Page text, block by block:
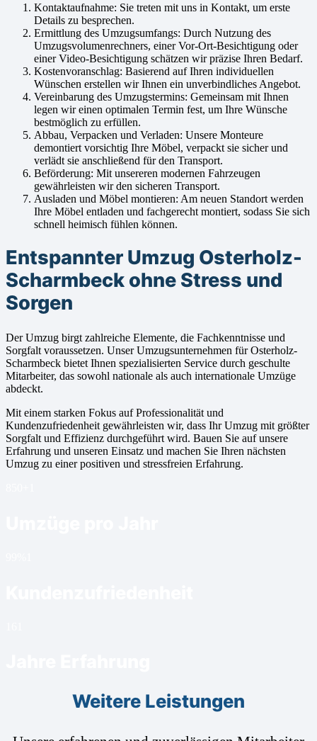
Kontaktaufnahme: Sie treten mit uns in Kontakt, um erste
Details zu besprechen.
Ermittlung des Umzugsumfangs: Durch Nutzung des
Umzugsvolumenrechners, einer Vor-Ort-Besichtigung oder
einer Video-Besichtigung schätzen wir präzise Ihren Bedarf.
Kostenvoranschlag: Basierend auf Ihren individuellen
Wünschen erstellen wir Ihnen ein unverbindliches Angebot.
Vereinbarung des Umzugstermins: Gemeinsam mit Ihnen
legen wir einen optimalen Termin fest, um Ihre Wünsche
bestmöglich zu erfüllen.
Abbau, Verpacken und Verladen: Unsere Monteure
demontiert vorsichtig Ihre Möbel, verpackt sie sicher und
verlädt sie anschließend für den Transport.
Beförderung: Mit unsereren modernen Fahrzeugen
gewährleisten wir den sicheren Transport.
Ausladen und Möbel montieren: Am neuen Standort werden
Ihre Möbel entladen und fachgerecht montiert, sodass Sie sich
schnell heimisch fühlen können.
Entspannter Umzug Osterholz-
Scharmbeck ohne Stress und
Sorgen
Der Umzug birgt zahlreiche Elemente, die Fachkenntnisse und
Sorgfalt voraussetzen. Unser Umzugsunternehmen für Osterholz-
Scharmbeck bietet Ihnen spezialisierten Service durch geschulte
Mitarbeiter, das sowohl nationale als auch internationale Umzüge
abdeckt.
Mit einem starken Fokus auf Professionalität und
Kundenzufriedenheit gewährleisten wir, dass Ihr Umzug mit größter
Sorgfalt und Effizienz durchgeführt wird. Bauen Sie auf unsere
Erfahrung und unseren Einsatz und machen Sie Ihren nächsten
Umzug zu einer positiven und stressfreien Erfahrung.
Weitere Leistungen